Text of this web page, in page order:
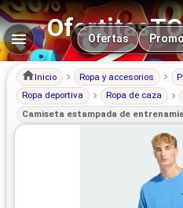
Navegación
Ofertas
Inicio Ropa y accesorios
Ropa deportiva
Ropa de caza
Camiseta estampada de